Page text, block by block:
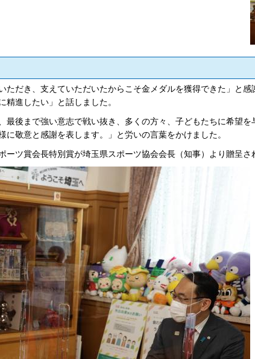
ただき、支えていただいたからこそ金メダルを獲得できた」と
進したい」と話しました。
最後まで強い意志で戦い抜き、多くの方々、子どもたちに希望
敬意と感謝を表します。」と労いの言葉をかけました。
ツ賞会長特別賞が埼玉県スポーツ協会会長（知事）より贈呈さ